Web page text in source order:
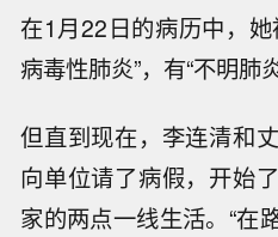
在1月22日的病历中，
病毒性肺炎”，有“不明肺
但直到现在，李连清和
向单位请了病假，开始
家的两点一线生活。“在